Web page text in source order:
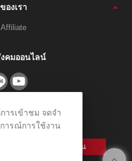
องเรา
คมออนไลน์
าวสาร
นอและส่วนลดพิเศษ
ลงทะเบียน
ารเข้าชม จดจำ
ารณ์การใช้งาน